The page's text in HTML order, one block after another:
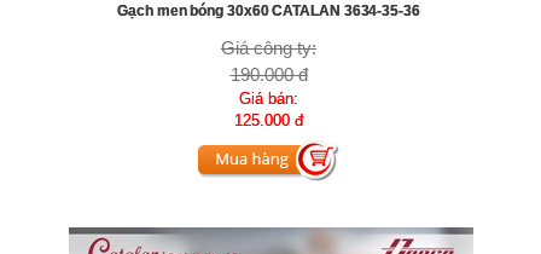
Gạch men bóng 30x60 CATALAN 3634-35-36
Giá công ty:
190.000 đ
Giá bán:
125.000 đ